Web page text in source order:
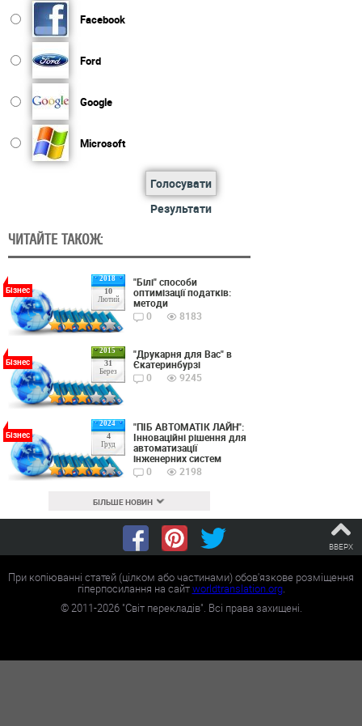
Facebook
Ford
Google
Microsoft
Голосувати
Результати
ЧИТАЙТЕ ТАКОЖ:
2018
10
Лютий
Бізнес
"Білі" способи
оптимізації податків:
методи
0
8183
2015
31
Берез
Бізнес
"Друкарня для Вас" в
Єкатеринбурзі
0
9245
2024
4
Груд
Бізнес
"ПІБ АВТОМАТІК ЛАЙН":
Інноваційні рішення для
автоматизації
інженерних систем
0
2198
БІЛЬШЕ НОВИН
ВВЕРХ
При копіюванні статей (цілком або частинами) обов'язкове розміщення
гіперпосилання на сайтworldtranslation.org.
©2011-2026"Світ перекладів". Всі права захищені.